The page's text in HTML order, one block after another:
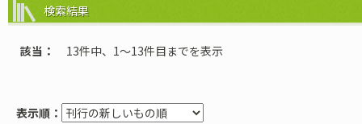
検索結果
該当 13件中、1〜13件目までを表示
表示順：